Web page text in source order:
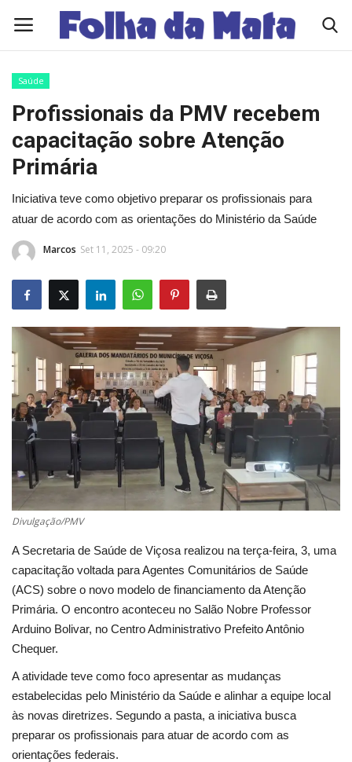
Quem Somos
Como Anunciar
Eleições 2026
Polícia/Acidente
Viçosa
Cultura
UFV
Oportunidade
Sua Cidade
Tempo
Saúde
Política
Trânsito
Segurança Pública
Economia
Saúde
Profissionais da PMV recebem
capacitação sobre Atenção
Primária
Iniciativa teve como objetivo preparar os profissionais para
atuar de acordo com as orientações do Ministério da Saúde
Marcos Set 11, 2025 - 09:20
Divulgação/PMV
A Secretaria de Saúde de Viçosa realizou na terça-feira, 3, uma
capacitação voltada para Agentes Comunitários de Saúde
(ACS) sobre o novo modelo de financiamento da Atenção
Primária. O encontro aconteceu no Salão Nobre Professor
Arduino Bolivar, no Centro Administrativo Prefeito Antônio
Chequer.
A atividade teve como foco apresentar as mudanças
estabelecidas pelo Ministério da Saúde e alinhar a equipe local
às novas diretrizes. Segundo a pasta, a iniciativa busca
preparar os profissionais para atuar de acordo com as
orientações federais.